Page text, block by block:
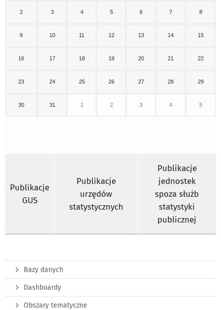
2 3 4 5 6 7 8
9 10 11 12 13 14 15
16 17 18 19 20 21 22
23 24 25 26 27 28 29
30 31 1 2 3 4 5
Publikacje
GUS
Publikacje
urzędów
statystycznych
Publikacje
jednostek
spoza służb
statystyki
publicznej
Bazy danych
Dashboardy
Obszary tematyczne